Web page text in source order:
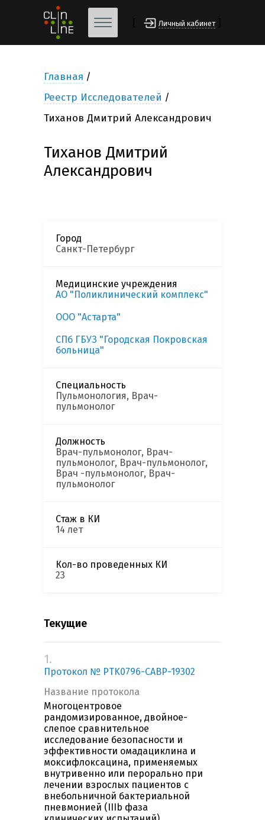
Личный кабинет
Главная
Реестр Исследователей
Тиханов Дмитрий Александрович
Тиханов Дмитрий
Александрович
Город
Санкт-Петербург
Медицинские учреждения
АО "Поликлинический комплекс"
ООО "Астарта"
СПб ГБУЗ "Городская Покровская
больница"
Специальность
Пульмонология, Врач-
пульмонолог
Должность
Врач-пульмонолог, Врач-
пульмонолог, Врач-пульмонолог,
Врач -пульмонолог, Врач-
пульмонолог
Стаж в КИ
14 лет
Кол-во проведенных КИ
23
Текущие
1.
Протокол № PTK0796-CABP-19302
Название протокола
Многоцентровое
рандомизированное, двойное-
слепое сравнительное
исследование безопасности и
эффективности омадациклина и
моксифлоксацина, применяемых
внутривенно или перорально при
лечении взрослых пациентов c
внебольничной бактериальной
пневмонией (IIIb фаза